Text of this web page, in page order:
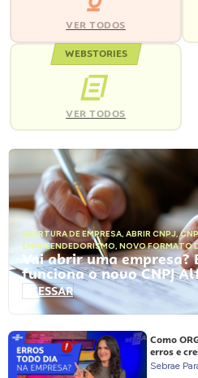
VER TODOS
WEBSTORIES
VER TODOS
ABERTURA DE EMPRESA, ABRIR CNPJ,
EMPREENDEDORISMO, NOVO FORMATO
Vai abrir uma empresa?
funciona o novo CNPJ
ACESSAR
Como
erros e
Sebrae